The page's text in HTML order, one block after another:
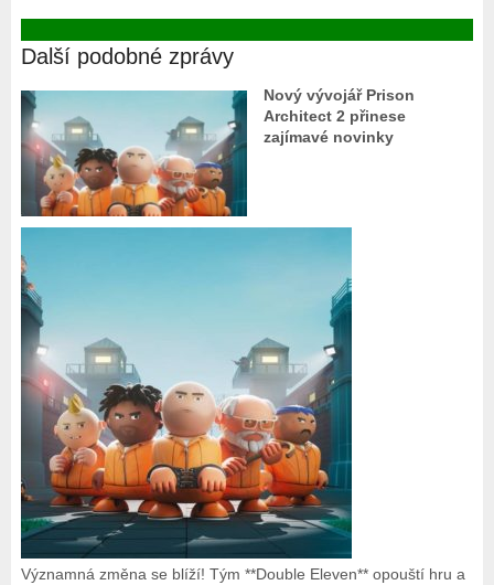
Další podobné zprávy
Nový vývojář Prison
Architect 2 přinese
zajímavé novinky
Významná změna se blíží! Tým **Double Eleven** opouští hru a